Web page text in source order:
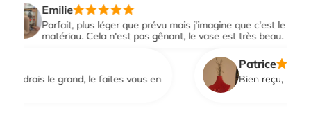
Emilie
Parfait, plus léger que prévu mais j'imagine que c'est le
matériau. Cela n'est pas gênant, le vase est très beau.
le grand, le faites vous en
Patrice